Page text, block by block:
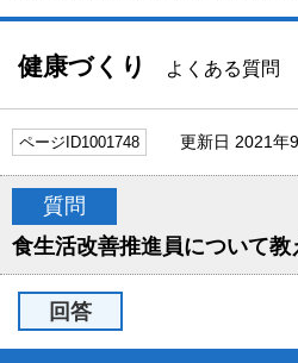
健康づくり よくある質問
ページID1001748 更新日 2021年9
質問
食生活改善推進員について教
回答